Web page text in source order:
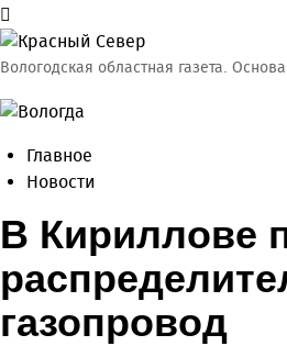
Вологодская областная газета.
Главное
Новости
В Кириллове
газопровод